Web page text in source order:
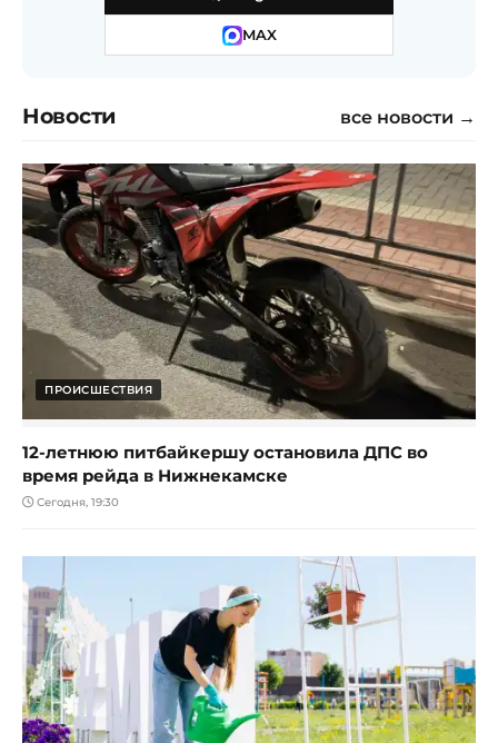
MAX
Новости все новости →
ПРОИСШЕСТВИЯ
12-летнюю питбайкершу остановила ДПС во
время рейда в Нижнекамске
Сегодня, 19:30